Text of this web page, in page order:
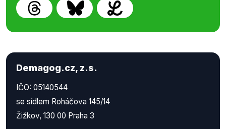
Demagog.cz, z.s.
IČO: 05140544
se sídlem Roháčova 145/14
Žižkov, 130 00 Praha 3